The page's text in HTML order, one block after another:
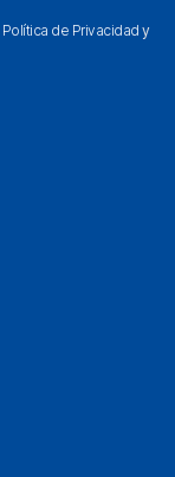
Política de Privacidad y